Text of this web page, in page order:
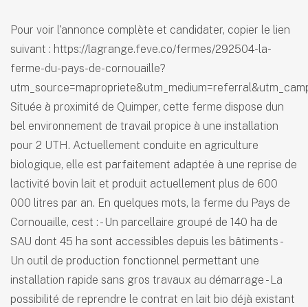
Pour voir l'annonce complète et candidater, copier le lien
suivant : https://lagrange.feve.co/fermes/292504-la-
ferme-du-pays-de-cornouaille?
Située à proximité de Quimper, cette ferme dispose dun
bel environnement de travail propice à une installation
pour 2 UTH. Actuellement conduite en agriculture
biologique, elle est parfaitement adaptée à une reprise de
lactivité bovin lait et produit actuellement plus de 600
000 litres par an. En quelques mots, la ferme du Pays de
Cornouaille, cest : - Un parcellaire groupé de 140 ha de
SAU dont 45 ha sont accessibles depuis les bâtiments -
Un outil de production fonctionnel permettant une
installation rapide sans gros travaux au démarrage - La
possibilité de reprendre le contrat en lait bio déjà existant